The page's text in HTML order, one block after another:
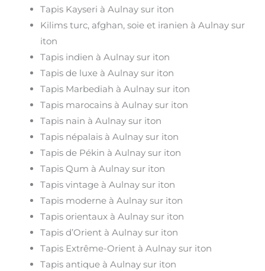
Tapis Kayseri à Aulnay sur iton
Kilims turc, afghan, soie et iranien à Aulnay sur
iton
Tapis indien à Aulnay sur iton
Tapis de luxe à Aulnay sur iton
Tapis Marbediah à Aulnay sur iton
Tapis marocains à Aulnay sur iton
Tapis nain à Aulnay sur iton
Tapis népalais à Aulnay sur iton
Tapis de Pékin à Aulnay sur iton
Tapis Qum à Aulnay sur iton
Tapis vintage à Aulnay sur iton
Tapis moderne à Aulnay sur iton
Tapis orientaux à Aulnay sur iton
Tapis d’Orient à Aulnay sur iton
Tapis Extrême-Orient à Aulnay sur iton
Tapis antique à Aulnay sur iton